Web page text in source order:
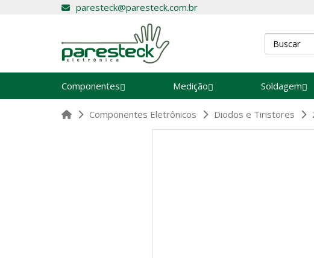
paresteck@paresteck.com.br
Componentes Medição Soldagem
Componentes Eletrônicos Diodos e Tiristores